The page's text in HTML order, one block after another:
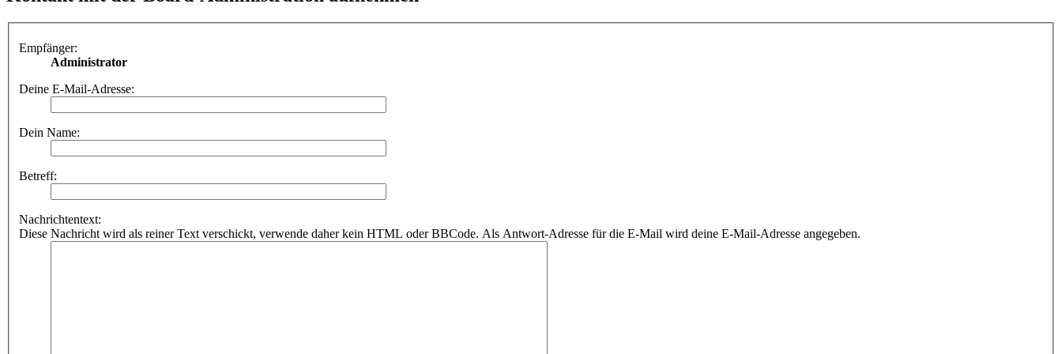
Empfänger:
Administrator
Deine E-Mail-Adresse:
Dein Name:
Betreff:
Nachrichtentext:
Diese Nachricht wird als reiner Text verschickt, verwende daher kein HTML oder BBCode. Als Antwort-Adresse für die E-Mail wird deine E-Mail-Adresse angegeben.